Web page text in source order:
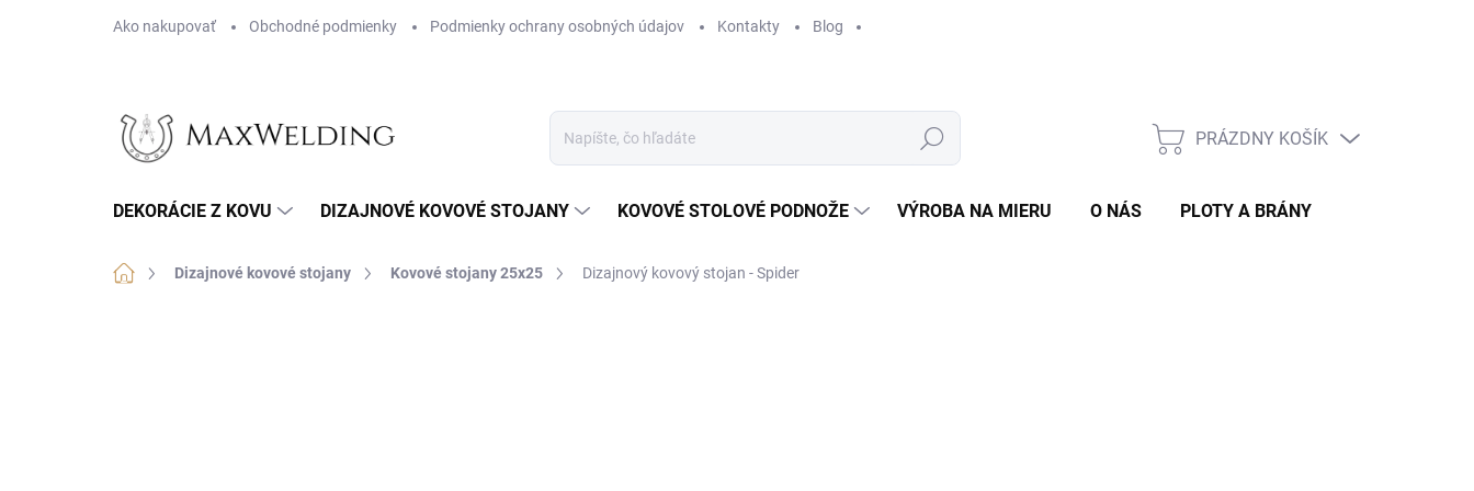
Ako nakupovať Obchodné podmienky Podmienky ochrany osobných údajov Kontakty Blog
Hľadať
NÁKUPNÝ
PRÁZDNY KOŠÍK
DEKORÁCIE Z KOVU DIZAJNOVÉ KOVOVÉ STOJANY KOVOVÉ STOLOVÉ PODNOŽE VÝROBA NA MIERU O NÁS PLOTY A BRÁNY
DomovDizajnové kovové stojany Kovové stojany 25x25 Dizajnový kovový stojan - Spider